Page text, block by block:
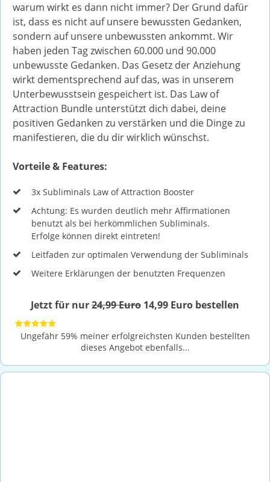
warum wirkt es dann nicht immer? Der Grund dafür
ist, dass es nicht auf unsere bewussten Gedanken,
sondern auf unsere unbewussten ankommt. Wir
haben jeden Tag zwischen 60.000 und 90.000
unbewusste Gedanken. Das Gesetz der Anziehung
wirkt dementsprechend auf das, was in unserem
Unterbewusstsein gespeichert ist. Das Law of
Attraction Bundle unterstützt dich dabei, deine
positiven Gedanken zu verstärken und die Dinge zu
manifestieren, die du dir wirklich wünschst.
Vorteile & Features:
3x Subliminals Law of Attraction Booster
Achtung: Es wurden deutlich mehr Affirmationen
benutzt als bei herkömmlichen Subliminals.
Erfolge können direkt eintreten!
Leitfaden zur optimalen Verwendung der Subliminals
Weitere Erklärungen der benutzten Frequenzen
Jetzt für nur24,99 Euro 14,99 Euro bestellen
Ungefähr 59% meiner erfolgreichsten Kunden bestellten
dieses Angebot ebenfalls...